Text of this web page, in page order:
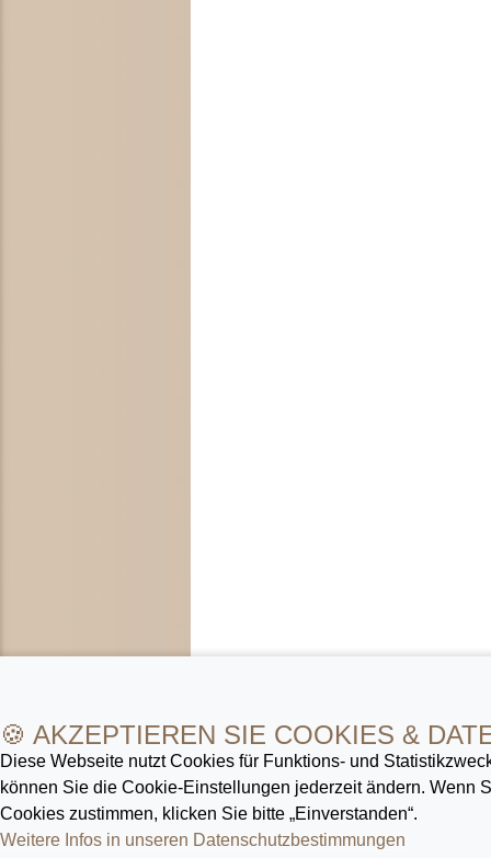
🍪 AKZEPTIEREN SIE COOKIES &
Diese Webseite nutzt Cookies für Funktions- und
können Sie die Cookie-Ein­stellungen jederzeit ändern. Wenn
Cookies zustimmen, klicken Sie bitte „Einverstanden“.
Weitere Infos in unseren Datenschutz­bestimmungen